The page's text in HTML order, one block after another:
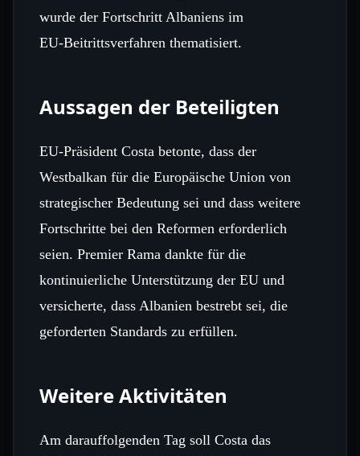
wurde der Fortschritt Albaniens im
EU‑Beitrittsverfahren thematisiert.
Aussagen der Beteiligten
EU‑Präsident Costa betonte, dass der
Westbalkan für die Europäische Union von
strategischer Bedeutung sei und dass weitere
Fortschritte bei den Reformen erforderlich
seien. Premier Rama dankte für die
kontinuierliche Unterstützung der EU und
versicherte, dass Albanien bestrebt sei, die
geforderten Standards zu erfüllen.
Weitere Aktivitäten
Am darauffolgenden Tag soll Costa das